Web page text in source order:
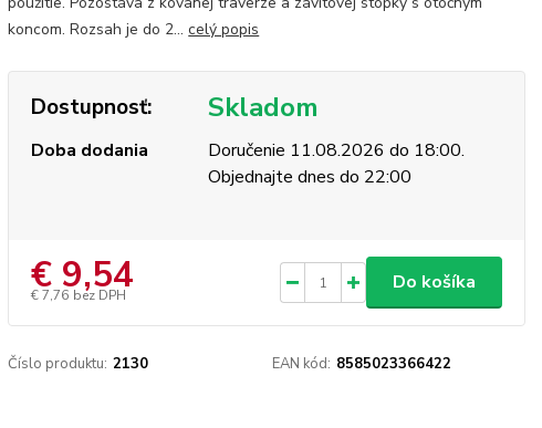
koncom. Rozsah je do 2...celý popis
Dostupnosť: Skladom
Doba dodania
Doručenie 11.08.2026 do 18:00.
Objednajte dnes do 22:00
€ 9,54
€ 7,76 bez DPH
Do košíka
Číslo produktu: 2130 EAN kód: 8585023366422